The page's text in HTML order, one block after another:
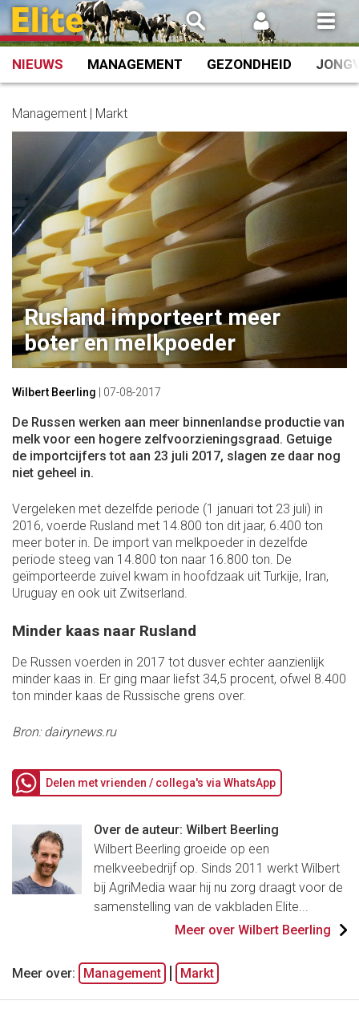
Spring
naar
inhoud
NIEUWS MANAGEMENT GEZONDHEID
Management | Markt
Rusland importeert meer
boter en melkpoeder
Wilbert Beerling 07-08-2017
De Russen werken aan meer binnenlandse productie van
melk voor een hogere zelfvoorzieningsgraad. Getuige
de importcijfers tot aan 23 juli 2017, slagen ze daar nog
niet geheel in.
Vergeleken met dezelfde periode (1 januari tot 23 juli) in
2016, voerde Rusland met 14.800 ton dit jaar, 6.400 ton
meer boter in. De import van melkpoeder in dezelfde
periode steeg van 14.800 ton naar 16.800 ton. De
geïmporteerde zuivel kwam in hoofdzaak uit Turkije, Iran,
Uruguay en ook uit Zwitserland.
Minder kaas naar Rusland
De Russen voerden in 2017 tot dusver echter aanzienlijk
minder kaas in. Er ging maar liefst 34,5 procent, ofwel 8.400
ton minder kaas de Russische grens over.
Bron: dairynews.ru
Delen met vrienden / collega's via WhatsApp
Over de auteur: Wilbert Beerling
Wilbert Beerling groeide op een
melkveebedrijf op. Sinds 2011 werkt Wilbert
bij AgriMedia waar hij nu zorg draagt voor de
samenstelling van de vakbladen Elite...
Meer over Wilbert Beerling
Meer over: Management Markt